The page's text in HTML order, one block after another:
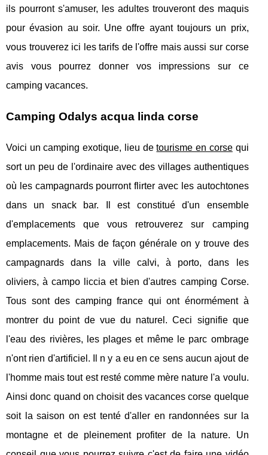
ils pourront s'amuser, les adultes trouveront des maquis
pour évasion au soir. Une offre ayant toujours un prix,
vous trouverez ici les tarifs de l'offre mais aussi sur corse
avis vous pourrez donner vos impressions sur ce
camping vacances.
Camping Odalys acqua linda corse
Voici un camping exotique, lieu detourisme en corsequi
sort un peu de l'ordinaire avec des villages authentiques
où les campagnards pourront flirter avec les autochtones
dans un snack bar. Il est constitué d'un ensemble
d'emplacements que vous retrouverez sur camping
emplacements. Mais de façon générale on y trouve des
campagnards dans la ville calvi, à porto, dans les
oliviers, à campo liccia et bien d'autres camping Corse.
Tous sont des camping france qui ont énormément à
montrer du point de vue du naturel. Ceci signifie que
l'eau des rivières, les plages et même le parc ombrage
n'ont rien d'artificiel. Il n y a eu en ce sens aucun ajout de
l'homme mais tout est resté comme mère nature l'a voulu.
Ainsi donc quand on choisit des vacances corse quelque
soit la saison on est tenté d'aller en randonnées sur la
montagne et de pleinement profiter de la nature. Un